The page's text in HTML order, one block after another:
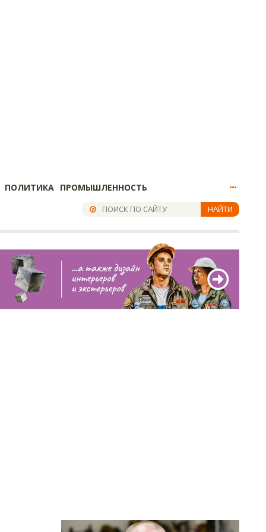
ПОЛИТИКА ПРОМЫШЛЕННОСТЬ
НАЙТИ